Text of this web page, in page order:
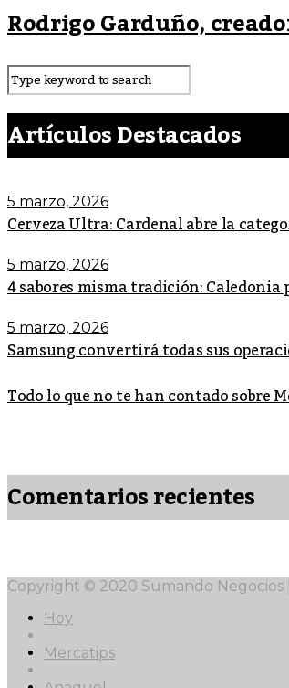
Rodrigo Garduño,
Artículos Destacados
5 marzo, 2026
Cerveza Ultra: Cardenal abre la
5 marzo, 2026
4 sabores misma tradición:
5 marzo, 2026
Samsung convertirá todas sus
Todo lo que no te han contado sobre
Comentarios recientes
Copyright © 2020 Sumando Negocios
Hoy
Mercatips